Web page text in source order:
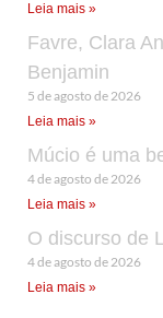
Leia mais »
Favre, Clara
Benjamin
5 de agosto de 2026
Leia mais »
Múcio é uma
4 de agosto de 2026
Leia mais »
O discurso de
4 de agosto de 2026
Leia mais »